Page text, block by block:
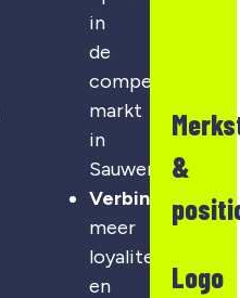
in
de
competitieve
markt
in
Sauwerd
Verbinding
meer
loyaliteit
en
&
Logo